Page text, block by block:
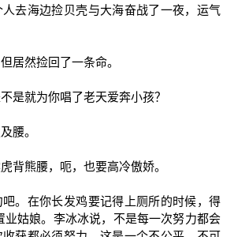
去海边捡贝壳与大海奋战了一夜，运气
居然捡回了一条命。
是就为你唱了老天爱奔小孩？
腰。
背熊腰，呃，也要高冷傲娇。
。在你长发鸡要记得上厕所的时候，得
业姑娘。李冰冰说，不是每一次努力都会